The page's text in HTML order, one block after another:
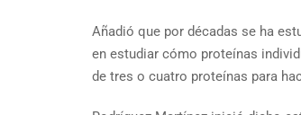
Añadió que por décadas se ha
en estudiar cómo proteínas
de tres o cuatro proteínas para